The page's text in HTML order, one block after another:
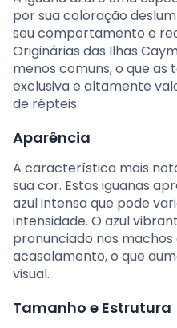
por sua coloração
seu comportamento e
Originárias das Ilhas
menos comuns, o que as
exclusiva e altamente
de répteis.
Aparência
A característica mais
sua cor. Estas iguanas
azul intensa que pode
intensidade. O azul
pronunciado nos
acasalamento, o que
visual.
Tamanho e Estrutura